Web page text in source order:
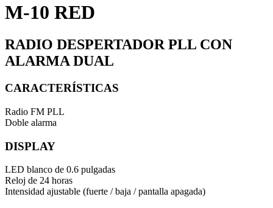
M-10 RED
RADIO DESPERTADOR PLL CON
ALARMA DUAL
CARACTERÍSTICAS
Radio FM PLL
Doble alarma
DISPLAY
LED blanco de 0.6 pulgadas
Reloj de 24 horas
Intensidad ajustable (fuerte / baja / pantalla apagada)